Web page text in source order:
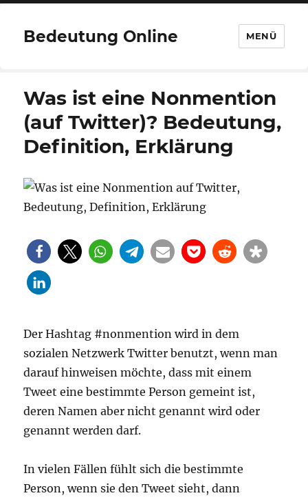
Bedeutung Online MENÜ
Was ist eine Nonmention
(auf Twitter)? Bedeutung,
Definition, Erklärung
Der Hashtag #nonmention wird in dem
sozialen Netzwerk Twitter benutzt, wenn man
darauf hinweisen möchte, dass mit einem
Tweet eine bestimmte Person gemeint ist,
deren Namen aber nicht genannt wird oder
genannt werden darf.
In vielen Fällen fühlt sich die bestimmte
Person, wenn sie den Tweet sieht, dann